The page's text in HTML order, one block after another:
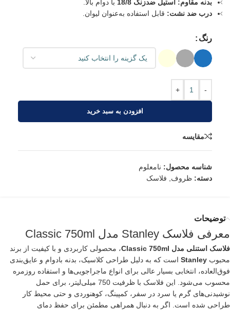
بدنه مقاوم: استیل ضدزنگ 18/8
با دوام بالا.
درب ضد نشت: قابل استفاده به‌عنوان لیوان.
رنگ
-
+
افزودن به سبد خرید
مقایسه
شناسه محصول: نامعلوم
دسته: ظروف فلاسک
توضیحات
معرفی فلاسک
فلاسک استنلی مدل Classic 750ml
، محصولی کاربردی و با کیفیت از برند
محبوب Stanley است که به دلیل طراحی کلاسیک، بدنه بادوام و عایق‌بندی
فوق‌العاده، انتخابی بسیار عالی برای انواع ماجراجویی‌ها و استفاده روزمره
محسوب می‌شود. این فلاسک با ظرفیت 750 میلی‌لیتر، برای حمل
نوشیدنی‌های گرم یا سرد در سفر، کمپینگ، کوهنوردی و حتی محیط کار
طراحی شده است. اگر به دنبال همراهی مطمئن برای حفظ دمای